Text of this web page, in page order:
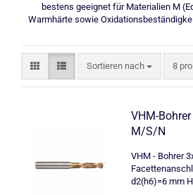
bestens geeignet für Materialien M
Warmhärte sowie
Sortieren nach
Sortieren nach 8
pro
VHM-
M/S/N
VHM - Bohrer
d2(h6)=6 mm